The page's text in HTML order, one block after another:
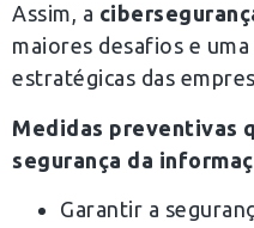
Assim, a
maiores desafios e
estratégicas das
Medidas preventivas
segurança da
Garantir a